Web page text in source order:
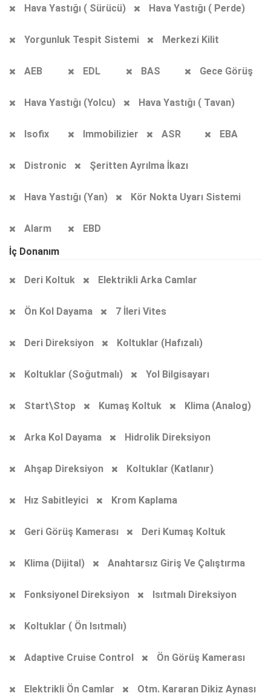
Hava Yastığı ( Sürücü) Hava Yastığı ( Perde)
Yorgunluk Tespit Sistemi Merkezi Kilit
AEB EDL BAS Gece Görüş
Hava Yastığı (Yolcu) Hava Yastığı ( Tavan)
Isofix Immobilizier ASR EBA
Distronic Şeritten Ayrılma İkazı
Hava Yastığı (Yan) Kör Nokta Uyarı Sistemi
Alarm
EBD
İç Donanım
Deri Koltuk Elektrikli Arka Camlar
Ön Kol Dayama 7 İleri Vites
Deri Direksiyon Koltuklar (Hafızalı)
Koltuklar (Soğutmalı) Yol Bilgisayarı
Start\Stop Kumaş Koltuk Klima (Analog)
Arka Kol Dayama Hidrolik Direksiyon
Ahşap Direksiyon Koltuklar (Katlanır)
Hız Sabitleyici Krom Kaplama
Geri Görüş Kamerası Deri Kumaş Koltuk
Klima (Dijital) Anahtarsız Giriş Ve Çalıştırma
Fonksiyonel Direksiyon Isıtmalı Direksiyon
Koltuklar ( Ön Isıtmalı)
Adaptive Cruise Control Ön Görüş Kamerası
Elektrikli Ön Camlar Otm. Kararan Dikiz Aynası